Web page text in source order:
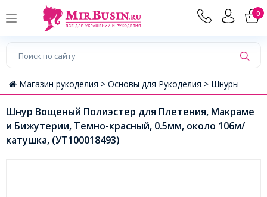
0
Магазин рукоделия > Основы для Рукоделия > Шнуры
Шнур Вощеный Полиэстер для Плетения, Макраме
и Бижутерии, Темно-красный, 0.5мм, около 106м/
катушка, (УТ100018493)